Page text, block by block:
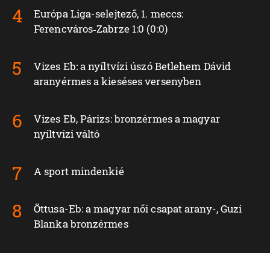
Európa Liga-selejtező, 1. meccs:
Ferencváros‑Zabrze 1:0 (0:0)
Vizes Eb: a nyíltvízi úszó Betlehem Dávid
aranyérmes a kieséses versenyben
Vizes Eb, Párizs: bronzérmes a magyar
nyíltvízi váltó
A sport mindenkié
Öttusa-Eb: a magyar női csapat arany-, Guzi
Blanka bronzérmes